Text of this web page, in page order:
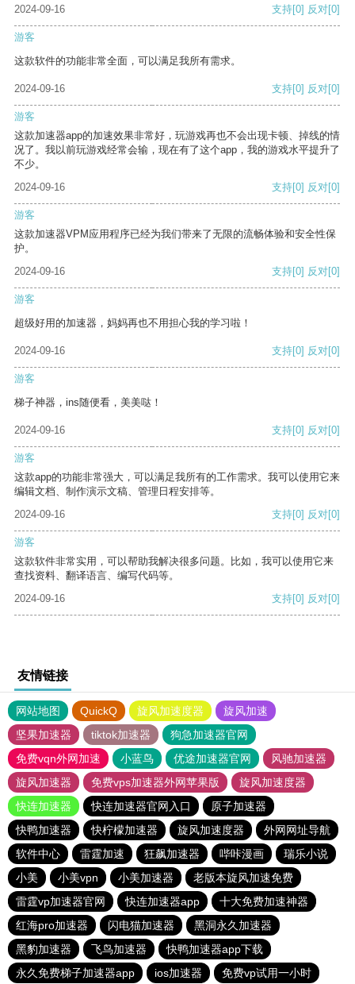
2024-09-16
支持[0] 反对[0]
游客
这款软件的功能非常全面，可以满足我所有需求。
2024-09-16 支持[0] 反对[0]
游客
这款加速器app的加速效果非常好，玩游戏再也不会出现卡顿、掉线的情
况了。我以前玩游戏经常会输，现在有了这个app，我的游戏水平提升了
不少。
2024-09-16
支持[0] 反对[0]
游客
这款加速器VPM应用程序已经为我们带来了无限的流畅体验和安全性保
护。
2024-09-16
支持[0] 反对[0]
游客
超级好用的加速器，妈妈再也不用担心我的学习啦！
2024-09-16 支持[0] 反对[0]
游客
梯子神器，ins随便看，美美哒！
2024-09-16 支持[0] 反对[0]
游客
这款app的功能非常强大，可以满足我所有的工作需求。我可以使用它来
编辑文档、制作演示文稿、管理日程安排等。
2024-09-16
支持[0] 反对[0]
游客
这款软件非常实用，可以帮助我解决很多问题。比如，我可以使用它来
查找资料、翻译语言、编写代码等。
2024-09-16
支持[0] 反对[0]
友情链接
网站地图 QuickQ 旋风加速度器
旋风加速
坚果加速器
tiktok加速器
狗急加速器官网
免费vqn外网加速
小蓝鸟 优途加速器官网
风驰加速器
旋风加速器
免费vps加速器外网苹果版
旋风加速度器
快连加速器
快连加速器官网入口
原子加速器
快鸭加速器
快柠檬加速器 旋风加速度器
外网网址导航
软件中心
雷霆加速 狂飙加速器 哔咔漫画
瑞乐小说
小美
小美vpn 小美加速器
老版本旋风加速免费
雷霆vp加速器官网
快连加速器app
十大免费加速神器
红海pro加速器
闪电猫加速器
黑洞永久加速器
黑豹加速器
飞鸟加速器
快鸭加速器app下载
永久免费梯子加速器app
ios加速器 免费vp试用一小时